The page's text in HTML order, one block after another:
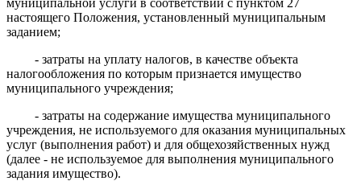
настоящего Положения, установленный муниципальным
заданием;
- затраты на уплату налогов, в качестве объекта
налогообложения по которым признается имущество
муниципального учреждения;
- затраты на содержание имущества муниципального
учреждения, не используемого для оказания муниципальных
услуг (выполнения работ) и для общехозяйственных нужд
(далее - не используемое для выполнения муниципального
задания имущество).